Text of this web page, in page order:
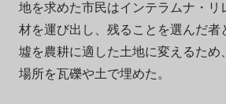
地を求めた市民はインテラムナ・リ
材を運び出し、残ることを選んだ
墟を農耕に適した土地に変えるため
場所を瓦礫や土で埋めた。